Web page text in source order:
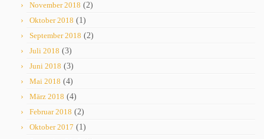
November 2018 (2)
Oktober 2018 (1)
September 2018 (2)
Juli 2018 (3)
Juni 2018 (3)
Mai 2018 (4)
März 2018 (4)
Februar 2018 (2)
Oktober 2017 (1)